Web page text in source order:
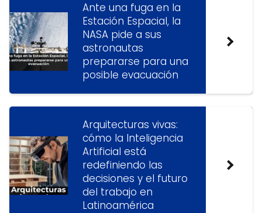
Ante una fuga en la
Estación Espacial, la
NASA pide a sus
astronautas
prepararse para una
posible evacuación
Arquitecturas vivas:
cómo la Inteligencia
Artificial está
redefiniendo las
decisiones y el futuro
del trabajo en
Latinoamérica